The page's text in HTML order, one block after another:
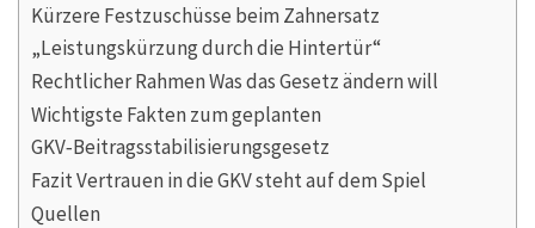
Kürzere Festzuschüsse beim Zahnersatz
„Leistungskürzung durch die Hintertür“
Rechtlicher Rahmen Was das Gesetz ändern will
Wichtigste Fakten zum geplanten
GKV‑Beitragsstabilisierungsgesetz
Fazit Vertrauen in die GKV steht auf dem Spiel
Quellen